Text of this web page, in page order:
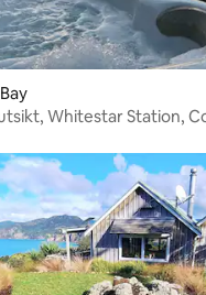
Whitestar Station,